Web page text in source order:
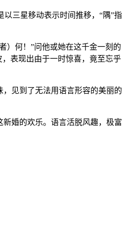
以三星移动表示时间推移，“隅”指
）何！”问他或她在这千金一刻的
表现出由于一时惊喜，竟至忘乎
见到了无法用语言形容的美丽的
婚的欢乐。语言活脱风趣，极富